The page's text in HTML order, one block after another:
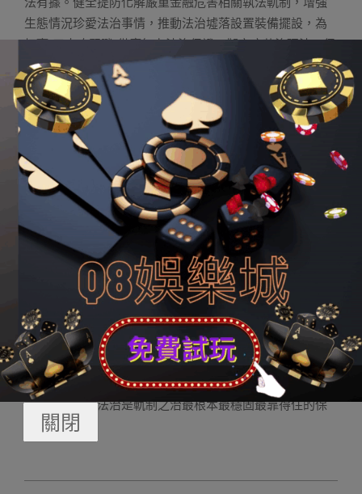
生態情況珍愛法治事情，推動法治墟落設置裝備擺設，為
打贏“三大攻堅戰”供應無力法治保證。擬定疫苗治理法、保
證農夫工人為領取條例，增強食物藥品法律司法，深化實
化法治為平易近。推動安然中國設置裝備擺設，深切開鋪
掃黑除惡專項奮斗。立異生長依法治軍實踐以及理論，中
國特點軍事法治系統賡續完美。
法治事情步隊設置裝備擺設獲得新成效。增強立法事情步
隊設置裝備擺設，組建市場監管、生態情況珍愛、文明金
合發娛樂城市場、交通運輸以及農業五支綜合法律步隊，
周全推廣法官審查官員額制以及人平易近警員零丁職務序
列，法治專門步隊政治營業素養賡續晉升，規律作風繼續
強化。周全增強狀師行業黨的設置裝備擺設，完美公職狀
師公司狀師軌制，生長公證員、司法鑒定人、仲裁人以及
人平易近調劑員步隊，執法服務執業標準以及執業保證軌
制賡續健全。健天下家同一執法職業資歷測驗軌制，保持
樹德樹人、德法兼修，增強法學教導以及法學實踐研究，
造就培養一大量高素養法治人材及后備力量。
二、社會主義法治是軌制之治最根本最穩固最靠得住的保
關閉